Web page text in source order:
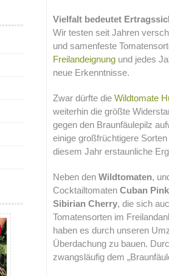
Vielfalt bedeutet
Wir testen seit Jahren
und samenfeste
Freilandeignung und jedes
neue Erkenntnisse.
Zwar dürfte dieWildtomate
weiterhin die größte
gegen den Braunfäulepilz
einige großfrüchtigere
diesem Jahr erstaunliche
Neben denWildtomaten,
CocktailtomatenCuban Pink
Sibirian Cherry, die sich
Tomatensorten im
haben es durch unseren
Überdachung zu bauen.
zwangsläufig dem